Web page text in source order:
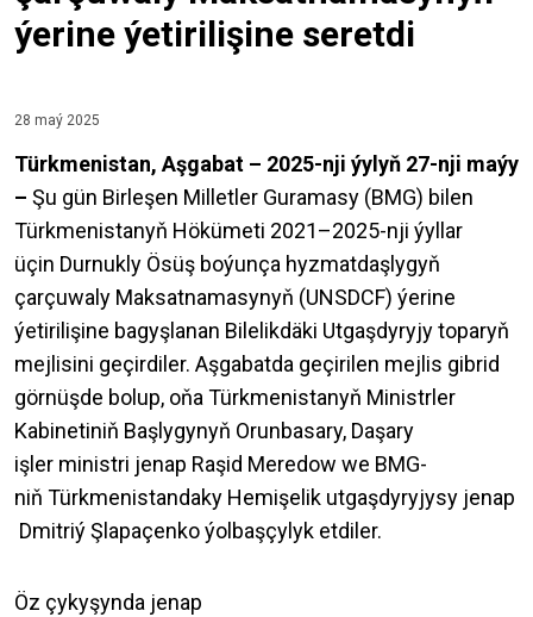
ýerine ýetirilişine seretdi
28 maý 2025
Türkmenistan, Aşgabat – 2025-nji ýylyň 27-nji maýy
– Şu gün Birleşen Milletler Guramasy (BMG) bilen
Türkmenistanyň Hökümeti 2021–2025-nji ýyllar
üçin Durnukly Ösüş boýunça hyzmatdaşlygyň
çarçuwaly Maksatnamasynyň (UNSDCF) ýerine
ýetirilişine bagyşlanan Bilelikdäki Utgaşdyryjy toparyň
mejlisini geçirdiler. Aşgabatda geçirilen mejlis gibrid
görnüşde bolup, oňa Türkmenistanyň Ministrler
Kabinetiniň Başlygynyň Orunbasary, Daşary
işler ministri jenap Raşid Meredow we BMG-
niň Türkmenistandaky Hemişelik utgaşdyryjysy jenap
Dmitriý Şlapaçenko ýolbaşçylyk etdiler.
Öz çykyşynda jenap